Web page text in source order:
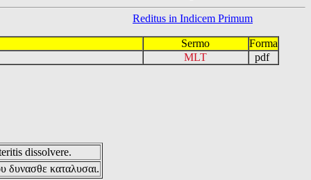
Reditus in Indicem Primum
Sermo
Forma
MLT pdf
dissolvere.
δυνασθε καταλυσαι.